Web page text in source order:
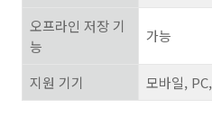
오프라인 저장 기
능
가능
지원 기기 모바일, PC,